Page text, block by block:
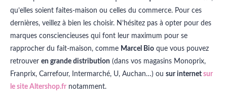
qu’elles soient faites-maison ou celles du commerce. Pour ces
dernières, veillez à bien les choisir. N’hésitez pas à opter pour des
marques consciencieuses qui font leur maximum pour se
rapprocher du fait-maison, comme Marcel Bio que vous pouvez
retrouver en grande distribution (dans vos magasins Monoprix,
Franprix, Carrefour, Intermarché, U, Auchan…) ou sur internet sur
le site Altershop.fr notamment.